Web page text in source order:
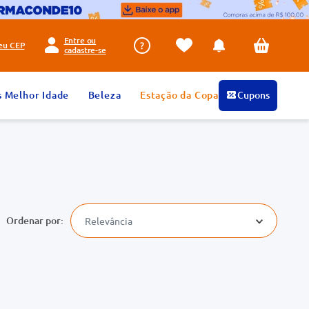
CEP
Entre ou
cadastre-se
Melhor Idade Beleza Estação da Copa Cupons
Relevância